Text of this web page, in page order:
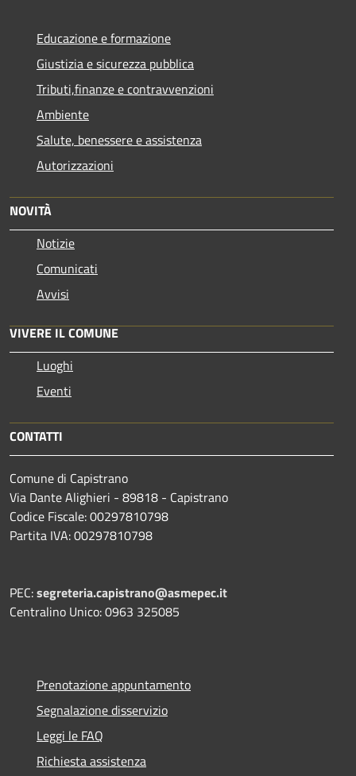
Educazione e formazione
Giustizia e sicurezza pubblica
Tributi,finanze e contravvenzioni
Ambiente
Salute, benessere e assistenza
Autorizzazioni
NOVITÀ
Notizie
Comunicati
Avvisi
VIVERE IL COMUNE
Luoghi
Eventi
CONTATTI
Comune di Capistrano
Via Dante Alighieri - 89818 - Capistrano
Codice Fiscale: 00297810798
Partita IVA: 00297810798
PEC:segreteria.capistrano@asmepec.it
Centralino Unico: 0963 325085
Prenotazione appuntamento
Segnalazione disservizio
Leggi le FAQ
Richiesta assistenza